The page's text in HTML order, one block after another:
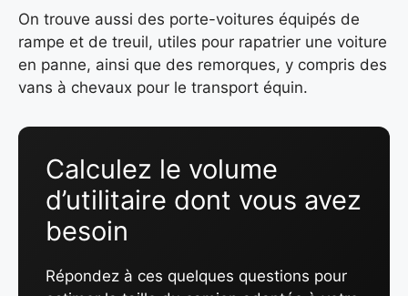
On trouve aussi des porte-voitures équipés de
rampe et de treuil, utiles pour rapatrier une voiture
en panne, ainsi que des remorques, y compris des
vans à chevaux pour le transport équin.
Calculez le volume
d’utilitaire dont vous avez
besoin
Répondez à ces quelques questions pour